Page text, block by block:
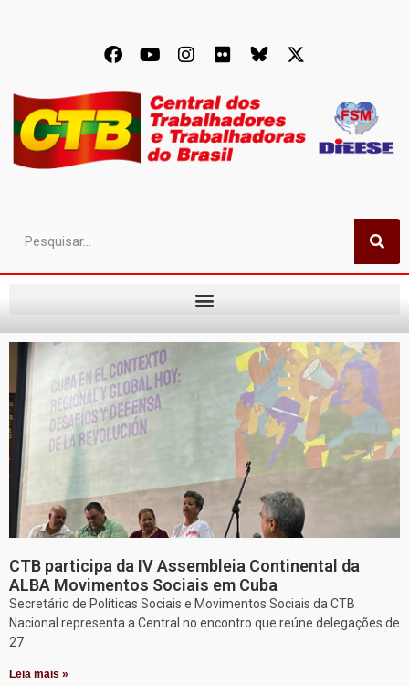
CTB participa da IV Assembleia Continental da
ALBA Movimentos Sociais em Cuba
Secretário de Políticas Sociais e Movimentos Sociais da CTB
Nacional representa a Central no encontro que reúne delegações de
27
Leia mais »